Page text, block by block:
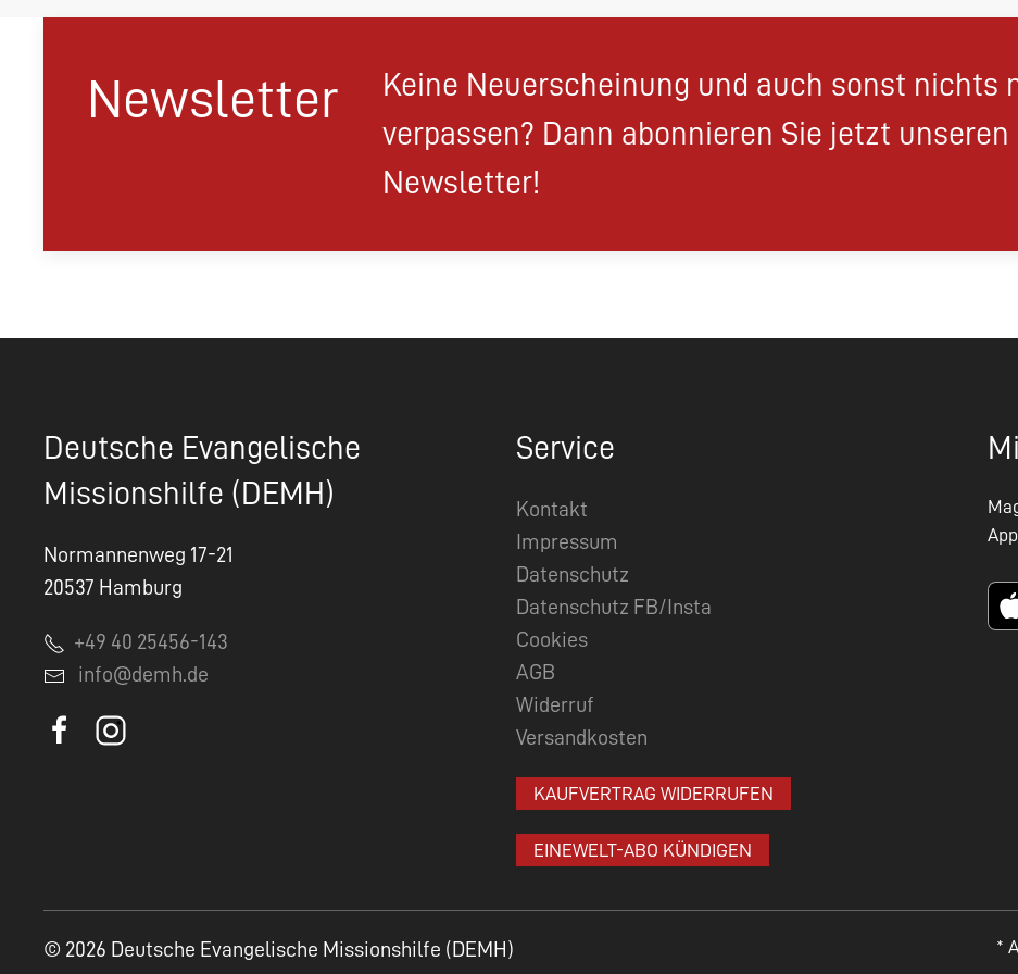
Newsletter
Keine Neuerscheinung und auch sonst nichts
verpassen? Dann abonnieren Sie jetzt unseren
Newsletter!
Deutsche Evangelische
Missionshilfe (DEMH)
Normannenweg 17-21
20537 Hamburg
+49 40 25456-143
info@demh.de
Service
Kontakt
Impressum
Datenschutz
Datenschutz FB/Insta
Cookies
AGB
Widerruf
Versandkosten
KAUFVERTRAG WIDERRUFEN
EINEWELT-ABO KÜNDIGEN
*
© 2026 Deutsche Evangelische Missionshilfe (DEMH)